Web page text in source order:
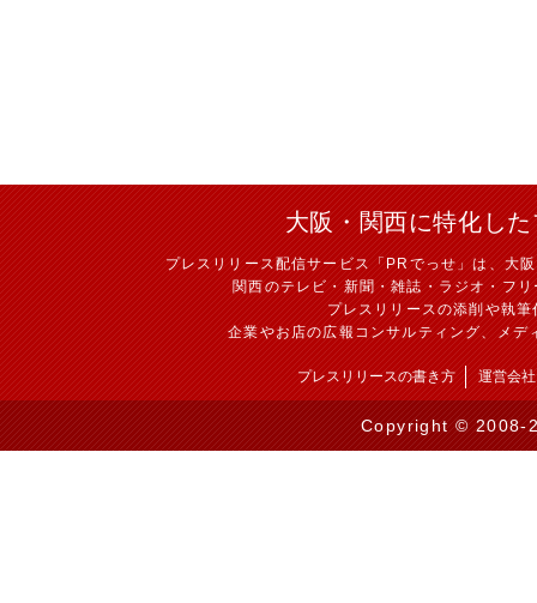
大阪・関西に特化し
プレスリリース配信サービス「PRでっせ」は、大
関西のテレビ・新聞・雑誌・ラジオ・フ
プレスリリースの添削や執
企業やお店の広報コンサルティング、メ
プレスリリースの書き方 運営会
Copyright © 2008-